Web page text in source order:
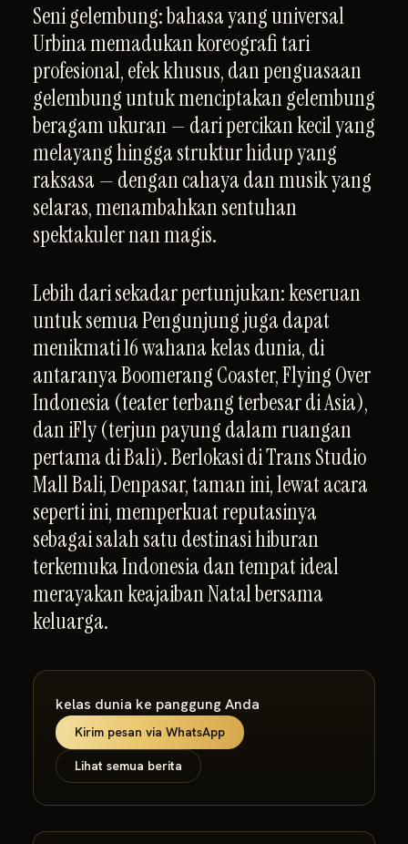
Seni gelembung: bahasa yang universal
Urbina memadukan koreografi tari
profesional, efek khusus, dan penguasaan
gelembung untuk menciptakan gelembung
beragam ukuran — dari percikan kecil yang
melayang hingga struktur hidup yang
raksasa — dengan cahaya dan musik yang
selaras, menambahkan sentuhan
spektakuler nan magis.
Lebih dari sekadar pertunjukan: keseruan
untuk semua Pengunjung juga dapat
menikmati 16 wahana kelas dunia, di
antaranya Boomerang Coaster, Flying Over
Indonesia (teater terbang terbesar di Asia),
dan iFly (terjun payung dalam ruangan
pertama di Bali). Berlokasi di Trans Studio
Mall Bali, Denpasar, taman ini, lewat acara
seperti ini, memperkuat reputasinya
sebagai salah satu destinasi hiburan
terkemuka Indonesia dan tempat ideal
merayakan keajaiban Natal bersama
keluarga.
kelas dunia ke panggung Anda
Kirim pesan via WhatsApp
Lihat semua berita